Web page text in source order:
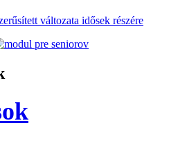
változata idősek részére